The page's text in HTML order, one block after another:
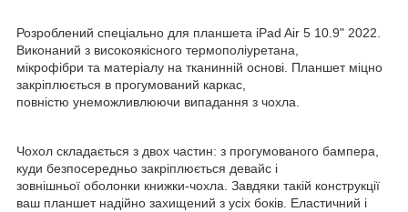
Розроблений спеціально для планшета iPad Air 5 10.9" 2022.
Виконаний з високоякісного термополіуретана,
мікрофібри та матеріалу на тканинній основі. Планшет міцно
закріплюється в прогумований каркас,
повністю унеможливлюючи випадання з чохла.
Чохол складається з двох частин: з прогумованого бампера,
куди безпосередньо закріплюється девайс і
зовнішньої оболонки книжки-чохла. Завдяки такій конструкції
ваш планшет надійно захищений з усіх боків. Еластичний і